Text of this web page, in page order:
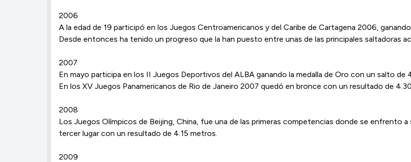
2006
A la edad de 19 participó en los Juegos Centroamericanos y del Caribe de Cartagena 2006,
Desde entonces ha tenido un progreso que la han puesto entre unas de las principales saltadoras
2007
En mayo participa en los II Juegos Deportivos del ALBA ganando la medalla de Oro con un salto de
En los XV Juegos Panamericanos de Rio de Janeiro 2007 quedó en bronce con un resultado de
2008
Los Juegos Olímpicos de Beijing, China, fue una de las primeras competencias donde se enfrento
tercer lugar con un resultado de 4.15 metros.
2009